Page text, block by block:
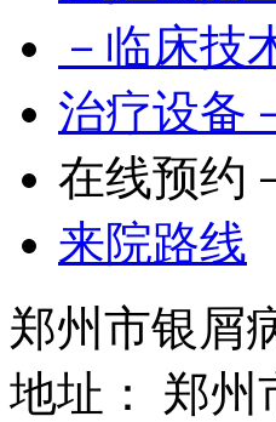
－临床技
治疗设备
在线预约
来院路线
郑州市银屑
地址： 郑州